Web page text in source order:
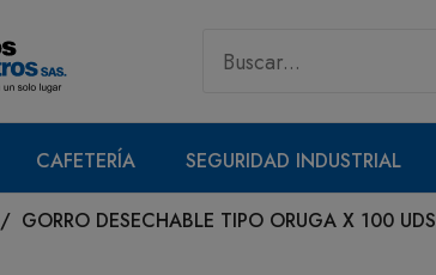
CAFETERÍA SEGURIDAD INDUSTRIAL
/ GORRO DESECHABLE TIPO ORUGA X 100 UDS